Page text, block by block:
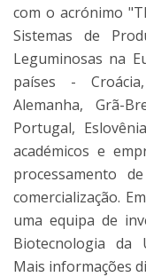
com o acrónimo
Sistemas de
Leguminosas na
países -
Alemanha, Grã-
Portugal,
académicos e
processamento
comercialização.
uma equipa de
Biotecnologia da
Mais informações